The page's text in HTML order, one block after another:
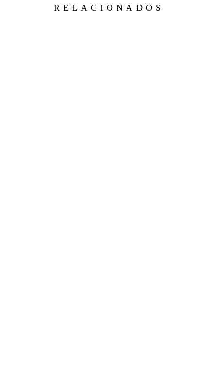
RELACIONADOS